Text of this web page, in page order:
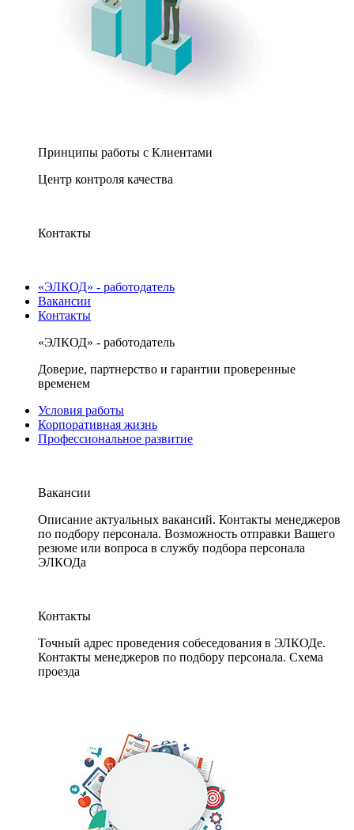
Принципы работы с Клиентами
Центр контроля качества
Контакты
«ЭЛКОД» - работодатель
Вакансии
Контакты
«ЭЛКОД» - работодатель
Доверие, партнерство и гарантии проверенные
временем
Условия работы
Корпоративная жизнь
Профессиональное развитие
Вакансии
Описание актуальных вакансий. Контакты менеджеров
по подбору персонала. Возможность отправки Вашего
резюме или вопроса в службу подбора персонала
ЭЛКОДа
Контакты
Точный адрес проведения собеседования в ЭЛКОДе.
Контакты менеджеров по подбору персонала. Схема
проезда